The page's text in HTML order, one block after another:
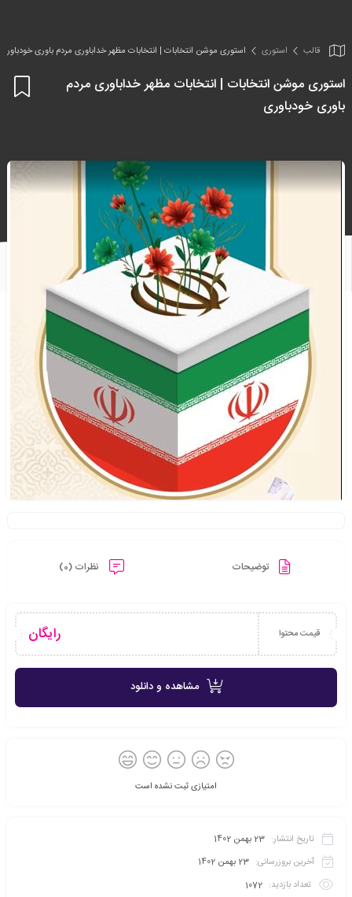
قالب استوری استوری موشن انتخابات | انتخابات مظهر خداباوری مردم باوری خودباوری
استوری موشن انتخابات | انتخابات مظهر خداباوری مردم
باوری خودباوری
توضیحات نظرات (0)
قیمت محتوا رایگان
مشاهده و دانلود
امتیازی ثبت نشده است
تاریخ انتشار: 23 بهمن 1402
آخرین بروزرسانی: 23 بهمن 1402
تعداد بازدید: 1072